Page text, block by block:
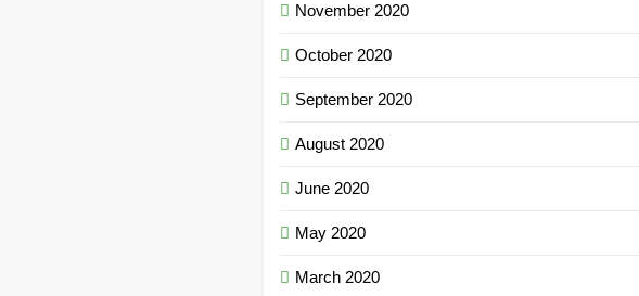
November 2020
October 2020
September 2020
August 2020
June 2020
May 2020
March 2020